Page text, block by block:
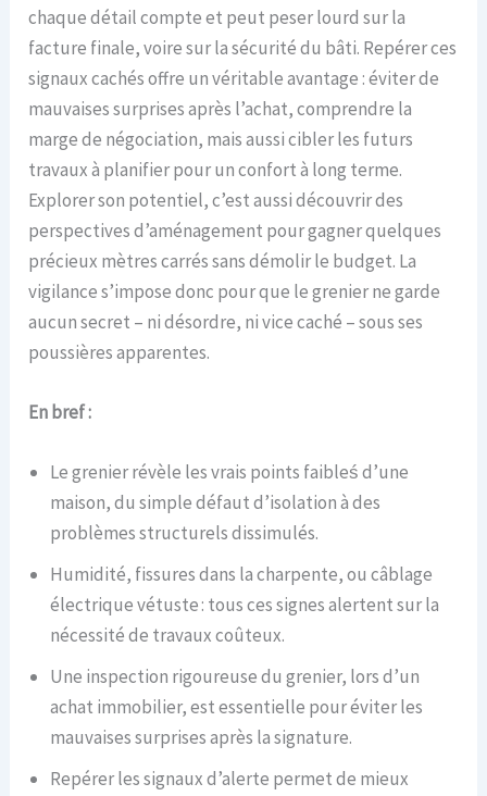
chaque détail compte et peut peser lourd sur la
facture finale, voire sur la sécurité du bâti. Repérer ces
signaux cachés offre un véritable avantage : éviter de
mauvaises surprises après l’achat, comprendre la
marge de négociation, mais aussi cibler les futurs
travaux à planifier pour un confort à long terme.
Explorer son potentiel, c’est aussi découvrir des
perspectives d’aménagement pour gagner quelques
précieux mètres carrés sans démolir le budget. La
vigilance s’impose donc pour que le grenier ne garde
aucun secret – ni désordre, ni vice caché – sous ses
poussières apparentes.
En bref :
Le grenier révèle les vrais points faibleś d’une
maison, du simple défaut d’isolation à des
problèmes structurels dissimulés.
Humidité, fissures dans la charpente, ou câblage
électrique vétuste : tous ces signes alertent sur la
nécessité de travaux coûteux.
Une inspection rigoureuse du grenier, lors d’un
achat immobilier, est essentielle pour éviter les
mauvaises surprises après la signature.
Repérer les signaux d’alerte permet de mieux